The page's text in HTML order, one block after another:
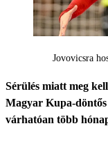
Jovovicsra
Sérülés miatt meg
Magyar Kupa-
várhatóan több